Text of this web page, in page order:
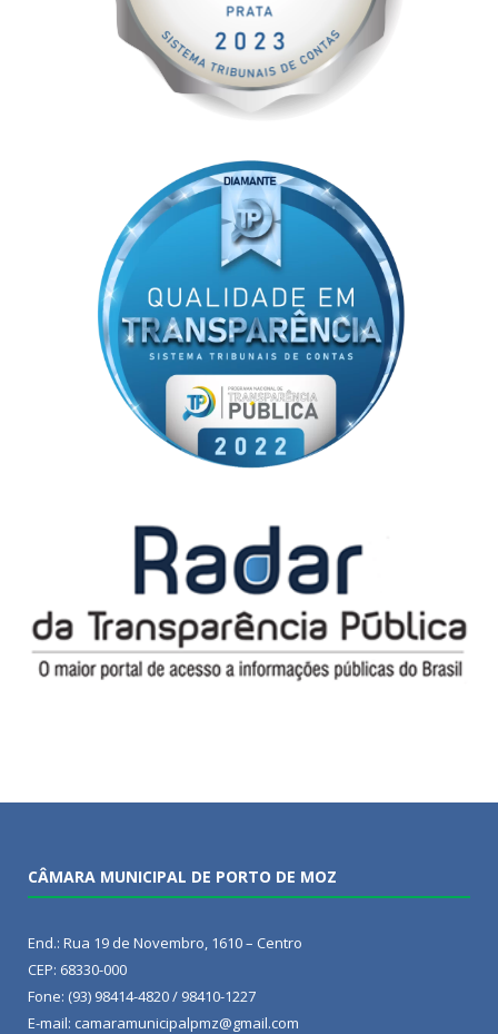
CÂMARA MUNICIPAL DE PORTO DE MOZ
End.: Rua 19 de Novembro, 1610 – Centro
CEP: 68330-000
Fone: (93) 98414-4820 / 98410-1227
E-mail: camaramunicipalpmz@gmail.com